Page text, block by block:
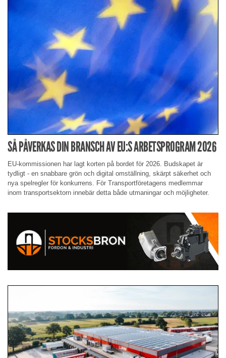
SÅ PÅVERKAS DIN BRANSCH AV EU:S ARBETSPROGRAM 2026
EU-kommissionen har lagt korten på bordet för 2026. Budskapet är
tydligt - en snabbare grön och digital omställning, skärpt säkerhet och
nya spelregler för konkurrens. För Transportföretagens medlemmar
inom transportsektorn innebär detta både utmaningar och möjligheter.